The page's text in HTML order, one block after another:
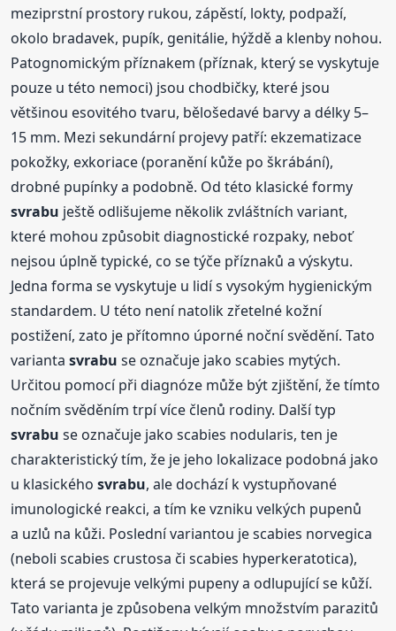
meziprstní prostory rukou, zápěstí, lokty, podpaží,
okolo bradavek, pupík, genitálie, hýždě a klenby nohou.
Patognomickým příznakem (příznak, který se vyskytuje
pouze u této nemoci) jsou chodbičky, které jsou
většinou esovitého tvaru, bělošedavé barvy a délky 5–
15 mm. Mezi sekundární projevy patří: ekzematizace
pokožky, exkoriace (poranění kůže po škrábání),
drobné pupínky a podobně. Od této klasické formy
svrabu ještě odlišujeme několik zvláštních variant,
které mohou způsobit diagnostické rozpaky, neboť
nejsou úplně typické, co se týče příznaků a výskytu.
Jedna forma se vyskytuje u lidí s vysokým hygienickým
standardem. U této není natolik zřetelné kožní
postižení, zato je přítomno úporné noční svědění. Tato
variantasvrabu se označuje jako scabies mytých.
Určitou pomocí při diagnóze může být zjištění, že tímto
nočním svěděním trpí více členů rodiny. Další typ
svrabu se označuje jako scabies nodularis, ten je
charakteristický tím, že je jeho lokalizace podobná jako
u klasickéhosvrabu, ale dochází k vystupňované
imunologické reakci, a tím ke vzniku velkých pupenů
a uzlů na kůži. Poslední variantou je scabies norvegica
(neboli scabies crustosa či scabies hyperkeratotica),
která se projevuje velkými pupeny a odlupující se kůží.
Tato varianta je způsobena velkým množstvím parazitů